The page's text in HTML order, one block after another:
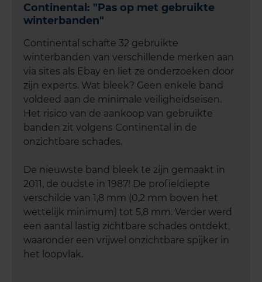
Continental: "Pas op met gebruikte
winterbanden"
Continental schafte 32 gebruikte
winterbanden van verschillende merken aan
via sites als Ebay en liet ze onderzoeken door
zijn experts. Wat bleek? Geen enkele band
voldeed aan de minimale veiligheidseisen.
Het risico van de aankoop van gebruikte
banden zit volgens Continental in de
onzichtbare schades.
De nieuwste band bleek te zijn gemaakt in
2011, de oudste in 1987! De profieldiepte
verschilde van 1,8 mm (0,2 mm boven het
wettelijk minimum) tot 5,8 mm. Verder werd
een aantal lastig zichtbare schades ontdekt,
waaronder een vrijwel onzichtbare spijker in
het loopvlak.